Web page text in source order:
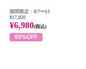
期間限定：8/7〜13
¥17,820
¥6,980(税込)
60%OFF